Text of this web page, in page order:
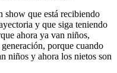
show que está recibiendo
y que siga teniendo
ahora ya van niños,
porque cuando
niños y ahora los nietos son